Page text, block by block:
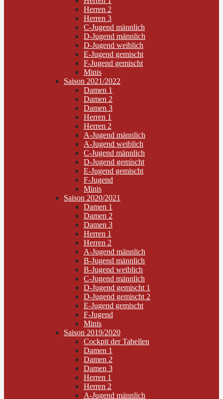
Herren 2
Herren 3
C-Jugend männlich
D-Jugend männlich
D-Jugend weiblich
E-Jugend gemischt
F-Jugend gemischt
Minis
Saison 2021/2022
Damen 1
Damen 2
Damen 3
Herren 1
Herren 2
A-Jugend männlich
A-Jugend weiblich
C-Jugend männlich
D-Jugend gemischt
E-Jugend gemischt
F-Jugend
Minis
Saison 2020/2021
Damen 1
Damen 2
Damen 3
Herren 1
Herren 2
A-Jugend männlich
B-Jugend männlich
B-Jugend weiblich
C-Jugend männlich
D-Jugend gemischt 1
D-Jugend gemischt 2
E-Jugend gemischt
F-Jugend
Minis
Saison 2019/2020
Cockpit der Tabellen
Damen 1
Damen 2
Damen 3
Herren 1
Herren 2
A-Jugend männlich